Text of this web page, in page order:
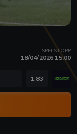
SPELSTOPP
18/04/2026 15:00
1.83